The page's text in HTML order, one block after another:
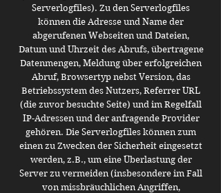
Serverlogfiles). Zu den Serverlogfiles
können die Adresse und Name der
abgerufenen Webseiten und Dateien,
Datum und Uhrzeit des Abrufs, übertragene
Datenmengen, Meldung über erfolgreichen
Abruf, Browsertyp nebst Version, das
Betriebssystem des Nutzers, Referrer URL
(die zuvor besuchte Seite) und im Regelfall
IP-Adressen und der anfragende Provider
gehören. Die Serverlogfiles können zum
einen zu Zwecken der Sicherheit eingesetzt
werden, z.B., um eine Überlastung der
Server zu vermeiden (insbesondere im Fall
von missbräuchlichen Angriffen,